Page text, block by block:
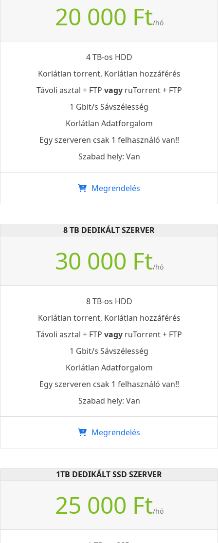
20 000 Ft/hó
4 TB-os HDD
Korlátlan torrent, Korlátlan hozzáférés
Távoli asztal + FTP vagyruTorrent + FTP
1 Gbit/s Sávszélesség
Korlátlan Adatforgalom
Egy szerveren csak 1 felhasználó van!!
Szabad hely: Van
Megrendelés
8 TB DEDIKÁLT SZERVER
30 000 Ft/hó
8 TB-os HDD
Korlátlan torrent, Korlátlan hozzáférés
Távoli asztal + FTP vagyruTorrent + FTP
1 Gbit/s Sávszélesség
Korlátlan Adatforgalom
Egy szerveren csak 1 felhasználó van!!
Szabad hely: Van
Megrendelés
1TB DEDIKÁLT SSD SZERVER
25 000 Ft/hó